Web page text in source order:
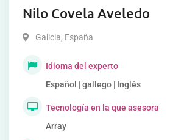
Nilo Covela Aveledo
Galicia, España
Idioma del experto
Español | gallego | Inglés
Tecnología en la que asesora
Array